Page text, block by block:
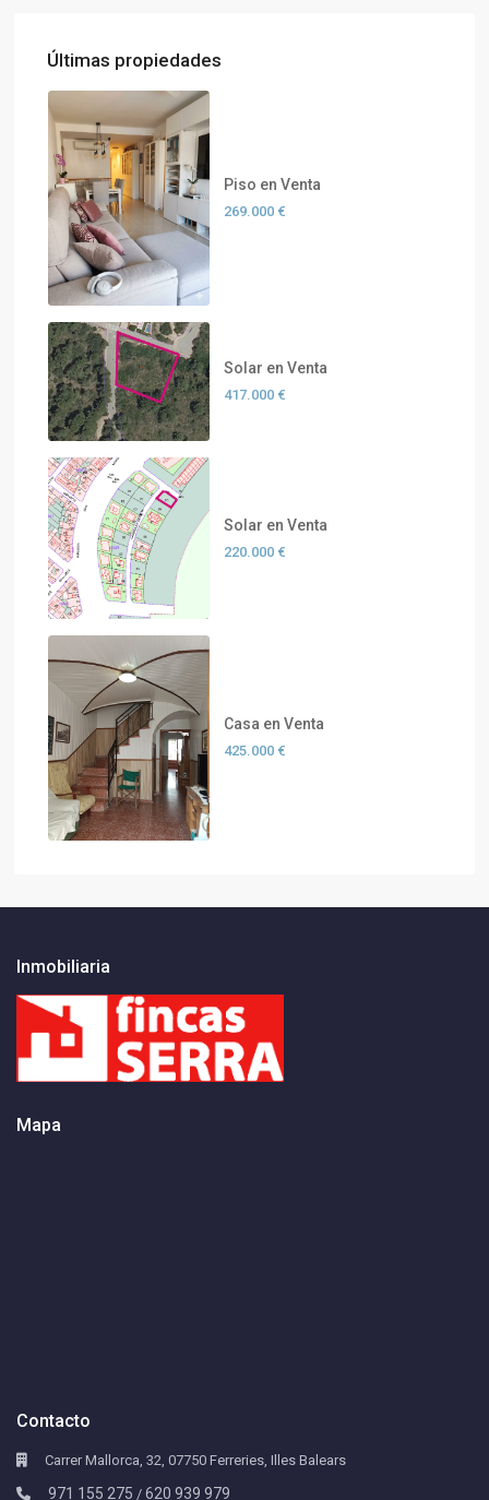
Últimas propiedades
Piso en Venta
269.000 €
Solar en Venta
417.000 €
Solar en Venta
220.000 €
Casa en Venta
425.000 €
Inmobiliaria
Mapa
Contacto
Carrer Mallorca, 32, 07750 Ferreries, Illes Balears
971 155 275 /620 939 979